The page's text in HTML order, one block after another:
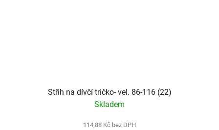
Střih na dívčí tričko- vel. 86-116 (22)
Skladem
114,88 Kč bez DPH